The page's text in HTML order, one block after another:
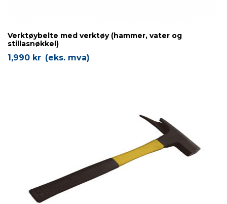
Verktøybelte med verktøy (hammer, vater og
stillasnøkkel)
1,990 kr (eks. mva)